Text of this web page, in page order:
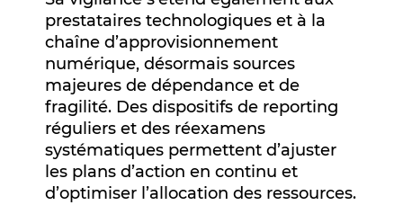
prestataires technologiques et à la
chaîne d’approvisionnement
numérique, désormais sources
majeures de dépendance et de
fragilité. Des dispositifs de reporting
réguliers et des réexamens
systématiques permettent d’ajuster
les plans d’action en continu et
d’optimiser l’allocation des ressources.